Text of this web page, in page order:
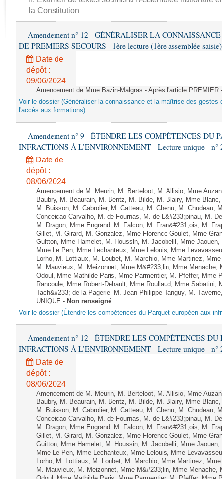
Rapports d'enquête
Rapports législatifs
Baromètre de l’application des lois
Dossiers législatifs
Budget et sécurité sociale
Questions écrites et orales
Comptes rendus des débats
la Constitution
Amendement n° 12 - GÉNÉRALISER LA
DE PREMIERS SECOURS - 1ère lecture (1ère assemblée
Date de
dépôt :
09/06/2024
Amendement de Mme Bazin-Malgras - Après l'article PREMIER
Voir le dossier (Généraliser la connaissance et la maîtrise des gestes
l'accès aux formations)
Amendement n° 9 - ÉTENDRE LES COMPÉTENCES DU
INFRACTIONS À L’ENVIRONNEMENT - Lecture unique - n°
Date de
dépôt :
08/06/2024
Amendement de M. Meurin, M. Berteloot, M. Allisio, Mme
Baubry, M. Beaurain, M. Bentz, M. Bilde, M. Blairy, Mme
M. Buisson, M. Cabrolier, M. Catteau, M. Chenu, M. Chudeau,
Conceicao Carvalho, M. de Fournas, M. de L&#233;pinau, M.
M. Dragon, Mme Engrand, M. Falcon, M. Fran&#231;ois, M.
Gillet, M. Girard, M. Gonzalez, Mme Florence Goulet, Mme
Guitton, Mme Hamelet, M. Houssin, M. Jacobelli, Mme
Mme Le Pen, Mme Lechanteux, Mme Lelouis, Mme
Lorho, M. Lottiaux, M. Loubet, M. Marchio, Mme Martinez,
M. Mauvieux, M. Meizonnet, Mme M&#233;lin, Mme Menache,
Odoul, Mme Mathilde Paris, Mme Parmentier, M. Pfeffer, Mme
Rancoule, Mme Robert-Dehault, Mme Roullaud, Mme
Tach&#233; de la Pagerie, M. Jean-Philippe Tanguy, M.
UNIQUE - Non renseigné
Voir le dossier (Étendre les compétences du Parquet européen aux
Amendement n° 12 - ÉTENDRE LES COMPÉTENCES
INFRACTIONS À L’ENVIRONNEMENT - Lecture unique - n°
Date de
dépôt :
08/06/2024
Amendement de M. Meurin, M. Berteloot, M. Allisio, Mme
Baubry, M. Beaurain, M. Bentz, M. Bilde, M. Blairy, Mme
M. Buisson, M. Cabrolier, M. Catteau, M. Chenu, M. Chudeau,
Conceicao Carvalho, M. de Fournas, M. de L&#233;pinau, M.
M. Dragon, Mme Engrand, M. Falcon, M. Fran&#231;ois, M.
Gillet, M. Girard, M. Gonzalez, Mme Florence Goulet, Mme
Guitton, Mme Hamelet, M. Houssin, M. Jacobelli, Mme
Mme Le Pen, Mme Lechanteux, Mme Lelouis, Mme
Lorho, M. Lottiaux, M. Loubet, M. Marchio, Mme Martinez,
M. Mauvieux, M. Meizonnet, Mme M&#233;lin, Mme Menache,